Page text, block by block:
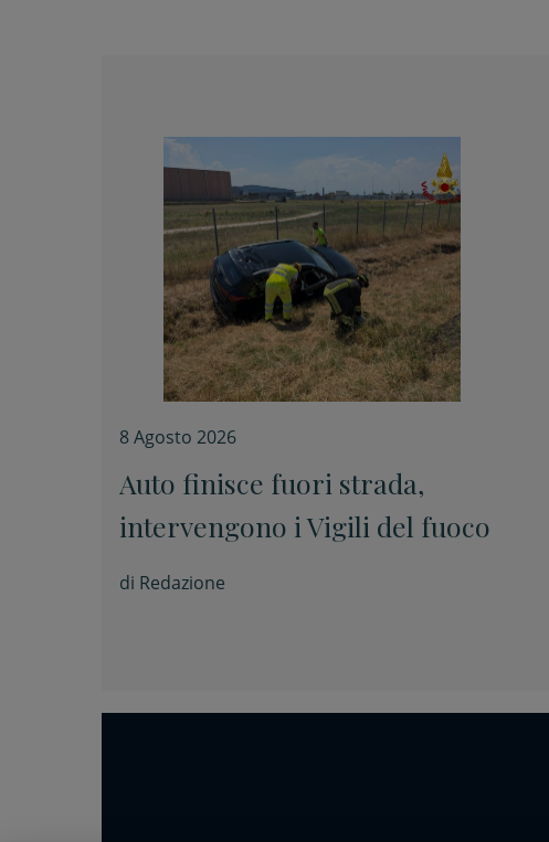
8 Agosto 2026
Auto finisce fuori strada,
intervengono i Vigili del fuoco
di Redazione